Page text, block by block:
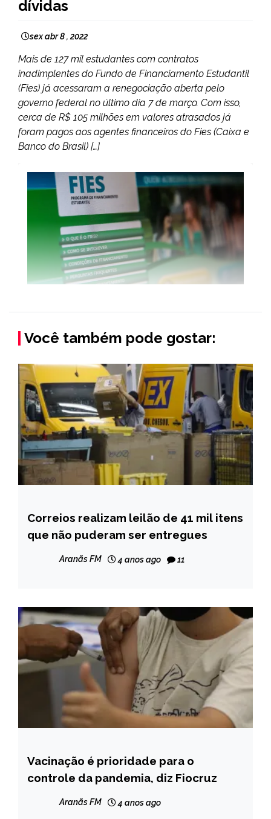
dívidas
sex abr 8 , 2022
Mais de 127 mil estudantes com contratos
inadimplentes do Fundo de Financiamento Estudantil
(Fies) já acessaram a renegociação aberta pelo
governo federal no último dia 7 de março. Com isso,
cerca de R$ 105 milhões em valores atrasados já
foram pagos aos agentes financeiros do Fies (Caixa e
Banco do Brasil) […]
Você também pode gostar:
BRASIL
NOTÍCIAS
Correios realizam leilão de 41 mil itens
que não puderam ser entregues
Aranãs FM 4 anos ago 11
BRASIL
NOTÍCIAS
Vacinação é prioridade para o
controle da pandemia, diz Fiocruz
Aranãs FM 4 anos ago